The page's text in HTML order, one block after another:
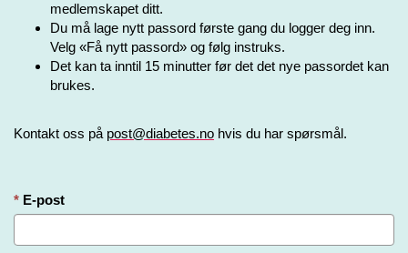
medlemskapet ditt.
Du må lage nytt passord første gang du logger deg inn.
Velg «Få nytt passord» og følg instruks.
Det kan ta inntil 15 minutter før det det nye passordet kan
brukes.
Kontakt oss på post@diabetes.no hvis du har spørsmål.
E-post